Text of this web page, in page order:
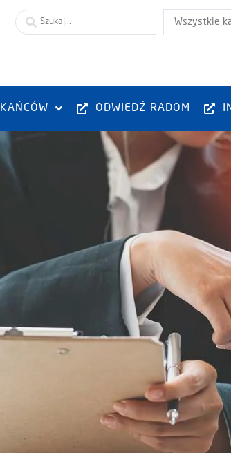
Wszystkie
ODWIEDŹ RADOM